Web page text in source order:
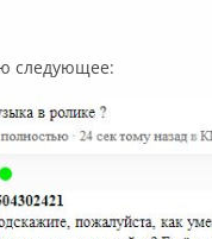
следующее: